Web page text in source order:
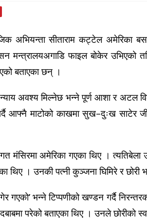
अभियन्तासीताराम कट्टेलअमेरिका
मन्त्रालयअगाडि फाइल बोकेर उभिएको
बताएका छन् ।
अवश्य मिल्नेछ भन्ने पूर्ण आशा र अटल
आफ्नै माटोको काखमा सुख–दुःख साटेर
मंसिरमा अमेरिका गएका थिए ।
थिए । उनकी पत्नीकुञ्जना घिमिरेर छोरी
गएको’ भन्ने टिप्पणीको खण्डन गर्दै
परेको बताएका थिए । उनले छोरीको